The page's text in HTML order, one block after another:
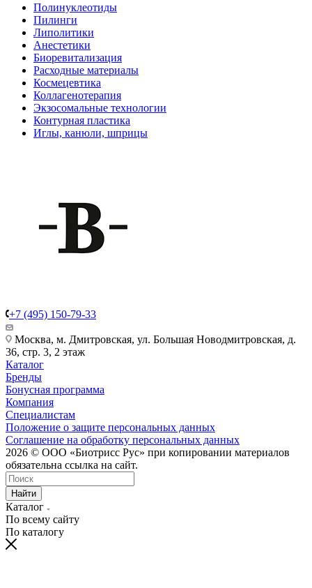
Полинуклеотиды
Пилинги
Липолитики
Анестетики
Биоревитализация
Расходные материалы
Космецевтика
Коллагенотерапия
Экзосомальные технологии
Контурная пластика
Иглы, канюли, шприцы
+7 (495) 150-79-33
Москва, м. Дмитровская, ул. Большая Новодмитровская, д.
36, стр. 3, 2 этаж
Каталог
Бренды
Бонусная программа
Компания
Специалистам
Положение о защите персональных данных
Соглашение на обработку персональных данных
2026 © ООО «Биотрисс Рус» при копировании материалов
обязательна ссылка на сайт.
Найти
Каталог
По всему сайту
По каталогу